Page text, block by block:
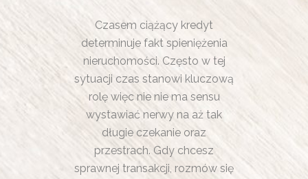
Czasem ciążący kredyt
determinuje fakt spieniężenia
nieruchomości. Często w tej
sytuacji czas stanowi kluczową
rolę więc nie nie ma sensu
wystawiać nerwy na aż tak
długie czekanie oraz
przestrach. Gdy chcesz
sprawnej transakcji, rozmów się